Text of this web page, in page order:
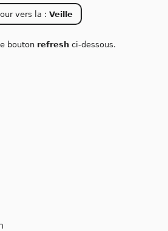
vers la : Veille
bouton refreshci-dessous.